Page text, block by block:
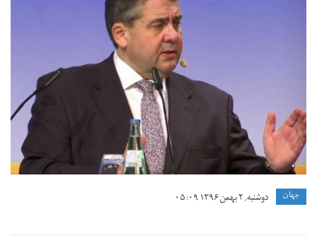
جهان دوشنبه, ۲ بهمن ۱۳۹۶ ۰۵:۰۹